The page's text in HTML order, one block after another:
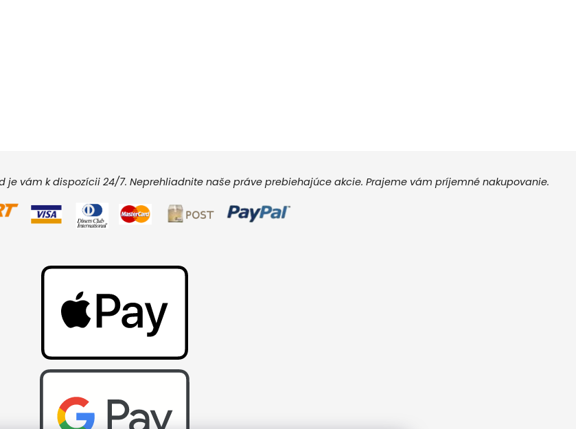
je vám k dispozícii 24/7. Neprehliadnite naše práve prebiehajúce akcie. Prajeme vám príjemné nakupovanie.